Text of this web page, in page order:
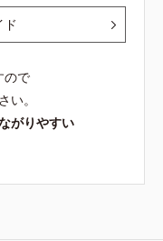
ド
ので
い。
がりやすい